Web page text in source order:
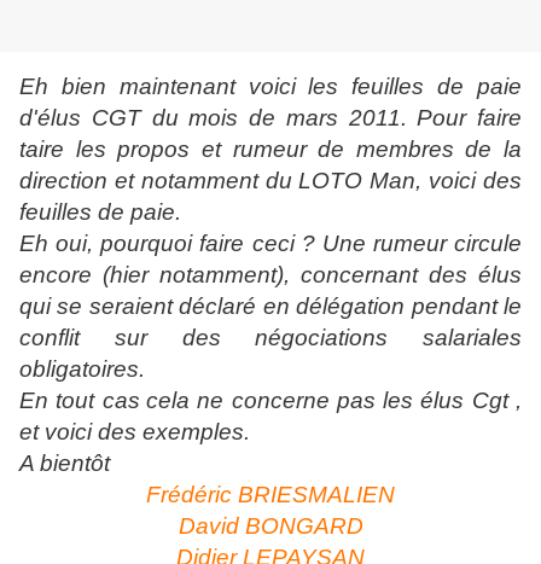
Eh bien maintenant voici les feuilles de paie
d'élus CGT du mois de mars 2011. Pour faire
taire les propos et rumeur de membres de la
direction et notamment du LOTO Man, voici des
feuilles de paie.
Eh oui, pourquoi faire ceci ? Une rumeur circule
encore (hier notamment), concernant des élus
qui se seraient déclaré en délégation pendant le
conflit sur des négociations salariales
obligatoires.
En tout cas cela ne concerne pas les élus Cgt ,
et voici des exemples.
A bientôt
Frédéric BRIESMALIEN
David BONGARD
Didier LEPAYSAN